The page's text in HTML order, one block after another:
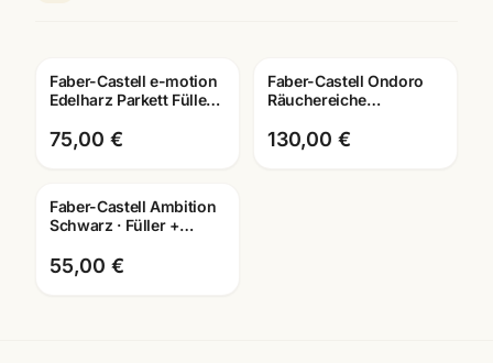
Faber-Castell e-motion
Edelharz Parkett Füller ·
75,00 €
Faber-Castell Ondoro
Räuchereiche
Roller + Kuli · mit
Lasergravur
130,00 €
Faber-Castell Ambition
Schwarz · Füller +
Kugelschreiber · mit
Lasergravur
55,00 €